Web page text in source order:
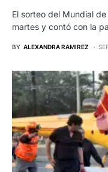
El sorteo del Mundial
martes y contó con la
BY ALEXANDRA RAMIREZ